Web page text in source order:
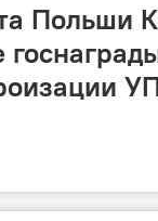
Польши